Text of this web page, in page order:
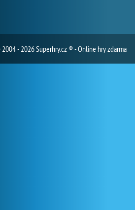
- 2026 Superhry.cz ® - Online hry zdarma